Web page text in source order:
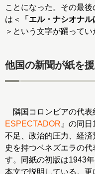
ことになった。その最
は＜
「エル・ナシオナ
＞という文字が踊ってい
他国の新聞が紙を
隣国コロンビアの代表
ESPECTADOR 』の同
不足、政治的圧力、経
史を持つベネズエラの
す。同紙の初版は1943
本文で説明している。